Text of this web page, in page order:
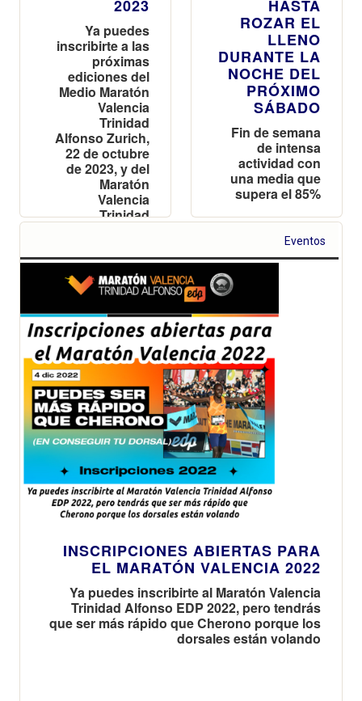
2023
Ya puedes
inscribirte a las
próximas
ediciones del
Medio Maratón
Valencia
Trinidad
Alfonso Zurich,
22 de octubre
de 2023, y del
Maratón
Valencia
Trinidad
2023
HASTA
ROZAR EL
LLENO
DURANTE LA
NOCHE DEL
PRÓXIMO
SÁBADO
Fin de semana
de intensa
actividad con
una media que
supera el 85%
Eventos
INSCRIPCIONES ABIERTAS PARA
EL MARATÓN VALENCIA 2022
Ya puedes inscribirte al Maratón Valencia
Trinidad Alfonso EDP 2022, pero tendrás
que ser más rápido que Cherono porque los
dorsales están volando